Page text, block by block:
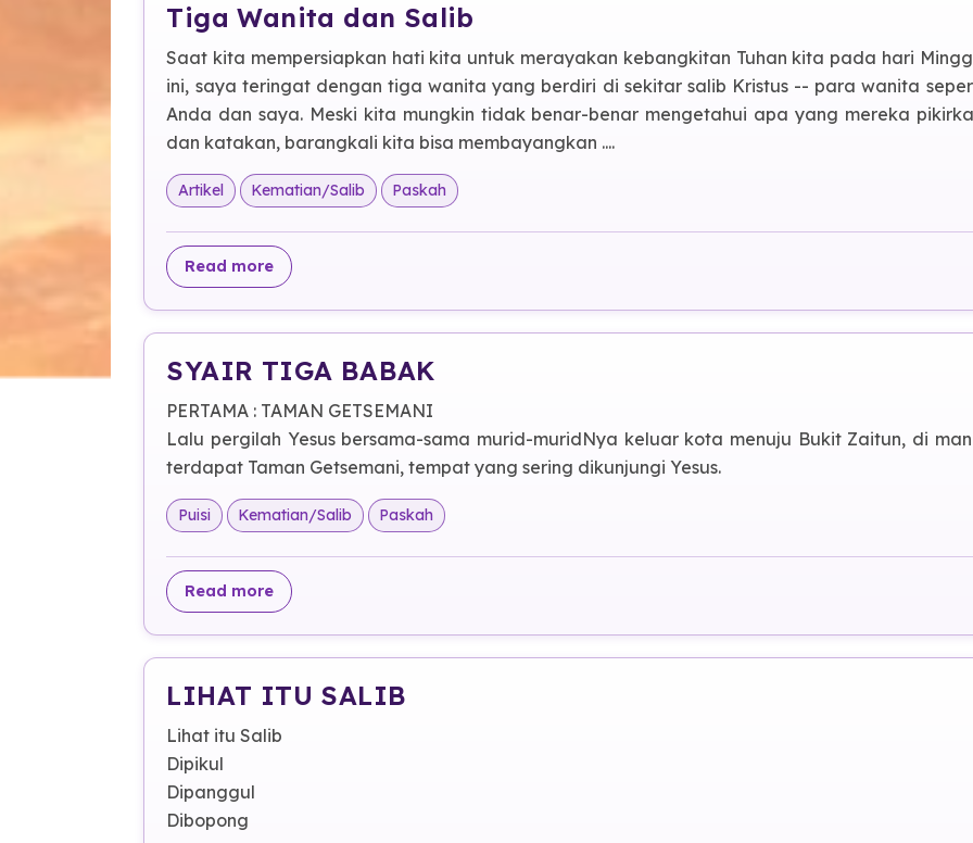
Tiga Wanita dan Salib
Saat kita mempersiapkan hati kita untuk merayakan kebangkitan Tuhan kita pada hari
ini, saya teringat dengan tiga wanita yang berdiri di sekitar salib Kristus -- para wanita
Anda dan saya. Meski kita mungkin tidak benar-benar mengetahui apa yang mereka
dan katakan, barangkali kita bisa membayangkan ....
Artikel Kematian/Salib Paskah
Read moreabout Tiga Wanita dan Salib
SYAIR TIGA BABAK
PERTAMA : TAMAN GETSEMANI
Lalu pergilah Yesus bersama-sama murid-muridNya keluar kota menuju Bukit Zaitun, di
terdapat Taman Getsemani, tempat yang sering dikunjungi Yesus.
Puisi Kematian/Salib Paskah
Read moreabout SYAIR TIGA BABAK
LIHAT ITU SALIB
Lihat itu Salib
Dipikul
Dipanggul
Dibopong